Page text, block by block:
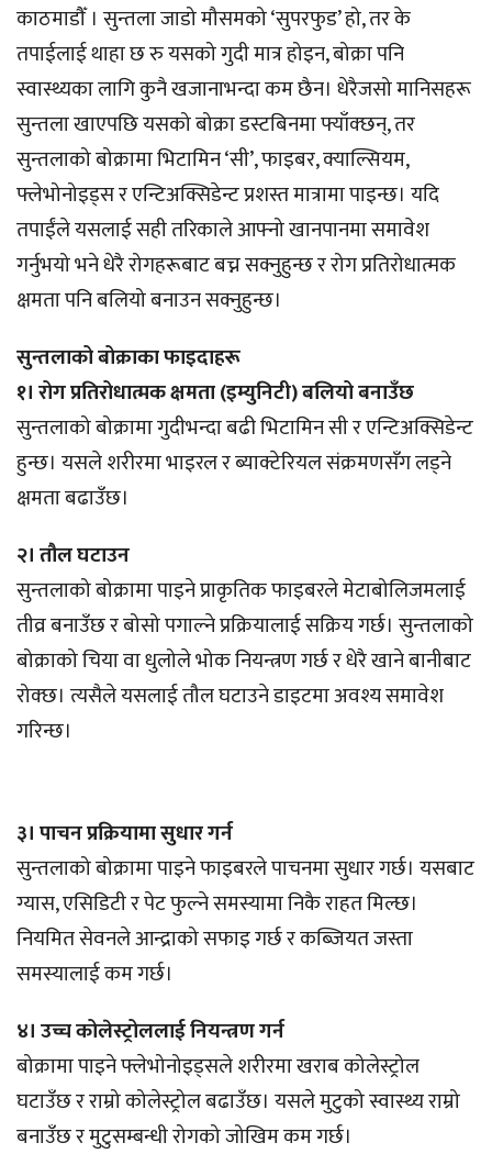
काठमाडौँ । सुन्तला जाडो मौसमको ‘सुपरफुड’ हो, तर के
तपाईलाई थाहा छ रु यसको गुदी मात्र होइन, बोक्रा पनि
स्वास्थ्यका लागि कुनै खजानाभन्दा कम छैन। धेरैजसो मानिसहरू
सुन्तला खाएपछि यसको बोक्रा डस्टबिनमा फ्याँक्छन्, तर
सुन्तलाको बोक्रामा भिटामिन ‘सी’, फाइबर, क्याल्सियम,
फ्लेभोनोइड्स र एन्टिअक्सिडेन्ट प्रशस्त मात्रामा पाइन्छ। यदि
तपाईंले यसलाई सही तरिकाले आफ्नो खानपानमा समावेश
गर्नुभयो भने धेरै रोगहरूबाट बच्न सक्नुहुन्छ र रोग प्रतिरोधात्मक
क्षमता पनि बलियो बनाउन सक्नुहुन्छ।
सुन्तलाको बोक्राका फाइदाहरू
१। रोग प्रतिरोधात्मक क्षमता (इम्युनिटी) बलियो बनाउँछ
सुन्तलाको बोक्रामा गुदीभन्दा बढी भिटामिन सी र एन्टिअक्सिडेन्ट
हुन्छ। यसले शरीरमा भाइरल र ब्याक्टेरियल संक्रमणसँग लड्ने
क्षमता बढाउँछ।
२। तौल घटाउन
सुन्तलाको बोक्रामा पाइने प्राकृतिक फाइबरले मेटाबोलिजमलाई
तीव्र बनाउँछ र बोसो पगाल्ने प्रक्रियालाई सक्रिय गर्छ। सुन्तलाको
बोक्राको चिया वा धुलोले भोक नियन्त्रण गर्छ र धेरै खाने बानीबाट
रोक्छ। त्यसैले यसलाई तौल घटाउने डाइटमा अवश्य समावेश
गरिन्छ।
३। पाचन प्रक्रियामा सुधार गर्न
सुन्तलाको बोक्रामा पाइने फाइबरले पाचनमा सुधार गर्छ। यसबाट
ग्यास, एसिडिटी र पेट फुल्ने समस्यामा निकै राहत मिल्छ।
नियमित सेवनले आन्द्राको सफाइ गर्छ र कब्जियत जस्ता
समस्यालाई कम गर्छ।
४। उच्च कोलेस्ट्रोललाई नियन्त्रण गर्न
बोक्रामा पाइने फ्लेभोनोइड्सले शरीरमा खराब कोलेस्ट्रोल
घटाउँछ र राम्रो कोलेस्ट्रोल बढाउँछ। यसले मुटुको स्वास्थ्य राम्रो
बनाउँछ र मुटुसम्बन्धी रोगको जोखिम कम गर्छ।